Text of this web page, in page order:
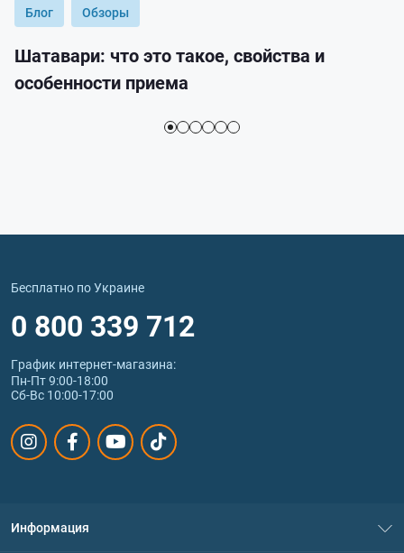
Блог Обзоры
Шатавари: что это такое, свойства и
особенности приема
Бесплатно по Украине
0 800 339 712
График интернет‑магазина:
Пн-Пт 9:00-18:00
Сб-Вс 10:00-17:00
Информация